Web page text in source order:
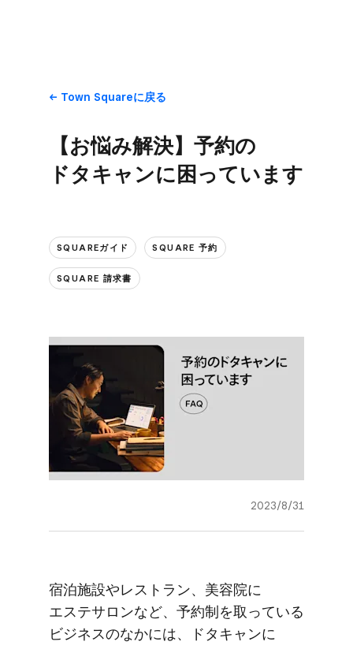
Town Squareに​戻る
【お悩み解決】予約の​
ドタキャンに​困っています
SQUAREガイド SQUARE 予約
SQUARE 請求書
2023/8/31
宿泊施設や​レストラン、​美容院に​
エステサロンなど、​予約制を​取っている​
ビジネスの​なかには、​ドタキャンに​